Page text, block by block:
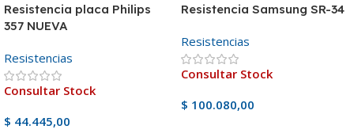
Resistencia placa Philips
357 NUEVA
Resistencias
Consultar Stock
$ 44.445,00
Resistencia Samsung SR-34
Resistencias
Consultar Stock
$ 100.080,00